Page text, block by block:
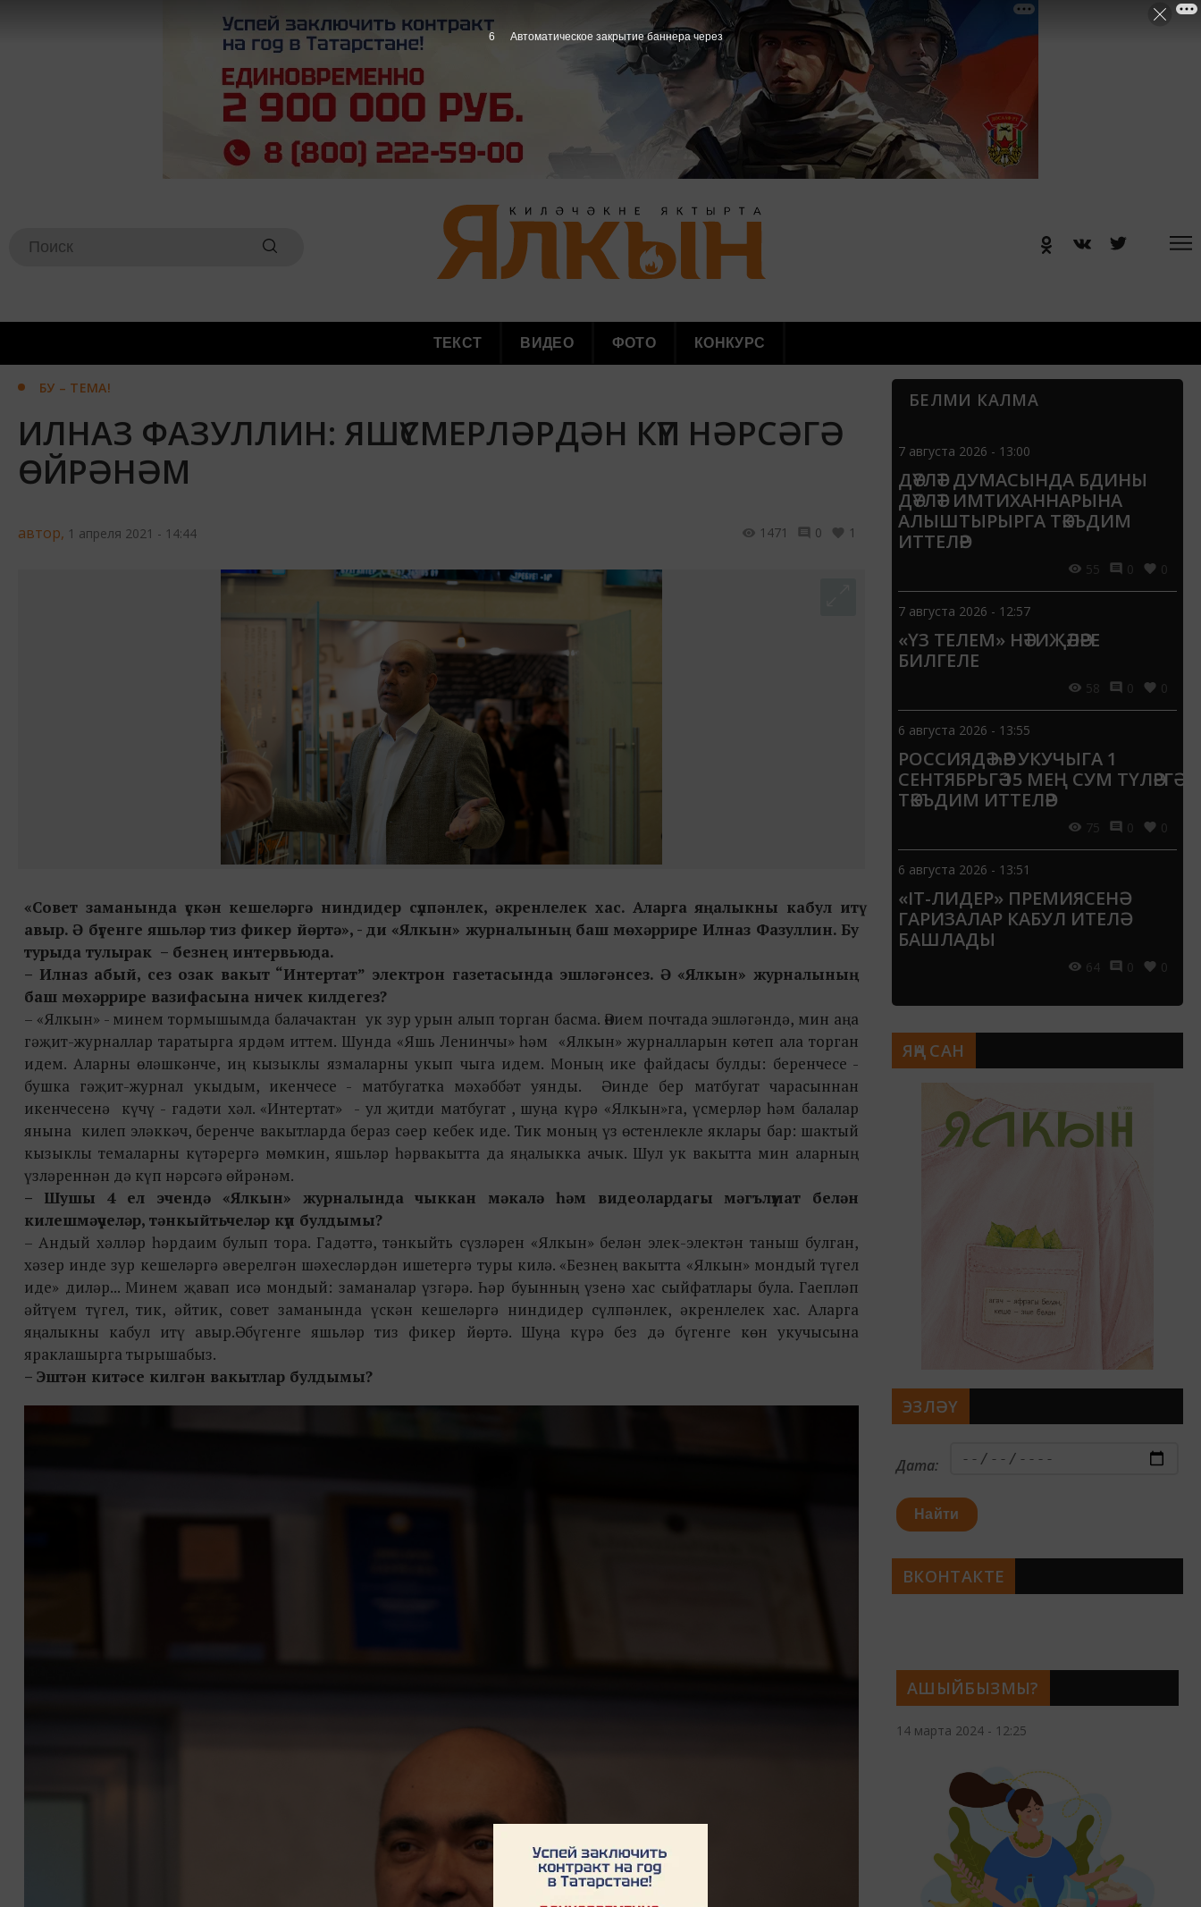
ТЕКСТ ВИДЕО ФОТО КОНКУРС
БУ – ТЕМА!
ИЛНАЗ ФАЗУЛЛИН: ЯШҮСМЕРЛӘРДӘН КҮП НӘРСӘГӘ
ӨЙРӘНӘМ
автор, 1 апреля 2021 - 14:44 1471 0 1
«Совет заманында үскән кешеләргә ниндидер сүлпәнлек, әкренлелек хас. Аларгаяңалыкны кабул итү
авыр. Ә бүгенге яшьләр тиз фикер йөртә», - ди «Ялкын» журналының баш мөхәррире Илназ Фазуллин. Бу
турыда тулырак – безнең интервьюда.
– Илназ абый, сез озак вакыт “Интертат” электрон газетасында эшләгәнсез. Ә «Ялкын» журналының
баш мөхәррире вазифасына ничек килдегез?
– «Ялкын» - минем тормышымда балачактан ук зур урын алып торган басма. Әнием почтада эшләгәндә, мин аңа
гәҗит-журналлар таратырга ярдәм иттем. Шунда «Яшь Ленинчы» һәм «Ялкын» журналларын көтеп ала торган
идем. Аларны өләшкәнче, иң кызыклы язмаларны укып чыга идем. Моның ике файдасы булды: беренчесе -
бушка гәҗит-журнал укыдым, икенчесе - матбугатка мәхәббәт уянды. Ә инде бер матбугат чарасыннан
икенчесенә күчү - гадәти хәл. «Интертат» - ул җитди матбугат , шуңа күрә «Ялкын»га, үсмерләр һәм балалар
янына килеп эләккәч, беренче вакытларда бераз сәер кебек иде. Тик моның үз өстенлекле яклары бар: шактый
кызыклы темаларны күтәрергә мөмкин, яшьләр һәрвакытта да яңалыкка ачык. Шул ук вакытта мин аларның
үзләреннән дә күп нәрсәгә өйрәнәм.
– Шушы 4 ел эчендә «Ялкын» журналында чыккан мәкалә һәм видеолардагы мәгълүмат белән
килешмәүчеләр, тәнкыйтьчеләр күп булдымы?
– Андый хәлләр һәрдаим булып тора. Гадәттә, тәнкыйть сүзләрен «Ялкын» белән элек-электән таныш булган,
хәзер инде зур кешеләргә әверелгән шәхесләрдән ишетергә туры килә. «Безнең вакытта «Ялкын» мондый түгел
иде» диләр... Минем җавап исә мондый: заманалар үзгәрә. Һәр буынның үзенә хас сыйфатлары була. Гаепләп
әйтүем түгел, тик, әйтик, совет заманында үскән кешеләргә ниндидер сүлпәнлек, әкренлелек хас. Аларга
яңалыкны кабул итү авыр.Ә бүгенге яшьләр тиз фикер йөртә. Шуңа күрә без дә бүгенге көн укучысына
яраклашырга тырышабыз.
– Эштән китәсе килгән вакытлар булдымы?
БЕЛМИ КАЛМА
7 августа 2026 - 13:00
ДӘҮЛӘТ ДУМАСЫНДА БДИНЫ
ДӘҮЛӘТ ИМТИХАННАРЫНА
АЛЫШТЫРЫРГА ТӘКЪДИМ
ИТТЕЛӘР
55 0 0
7 августа 2026 - 12:57
«ҮЗ ТЕЛЕМ» НӘТИҖӘЛӘРЕ
БИЛГЕЛЕ
58 0 0
6 августа 2026 - 13:55
РОССИЯДӘ ҺӘР УКУЧЫГА 1
СЕНТЯБРЬГӘ 15 МЕҢ СУМ ТҮЛӘРГӘ
ТӘКЪДИМ ИТТЕЛӘР
75 0 0
6 августа 2026 - 13:51
«IT-ЛИДЕР» ПРЕМИЯСЕНӘ
ГАРИЗАЛАР КАБУЛ ИТЕЛӘ
БАШЛАДЫ
64 0 0
АШЫЙБЫЗМЫ?
14 марта 2024 - 12:25
ЯҢА САН
ЭЗЛӘҮ
Дата:
Найти
ВКОНТАКТЕ
4 Автоматическое закрытие баннера через